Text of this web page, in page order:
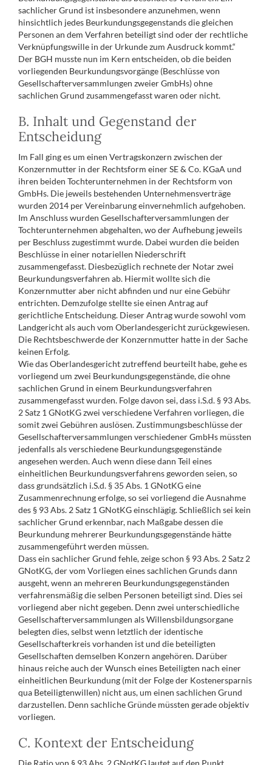
sachlicher Grund ist insbesondere anzunehmen, wenn
hinsichtlich jedes Beurkundungsgegenstands die gleichen
Personen an dem Verfahren beteiligt sind oder der rechtliche
Verknüpfungswille in der Urkunde zum Ausdruck kommt.“
Der BGH musste nun im Kern entscheiden, ob die beiden
vorliegenden Beurkundungsvorgänge (Beschlüsse von
Gesellschafterversammlungen zweier GmbHs) ohne
sachlichen Grund zusammengefasst waren oder nicht.
B. Inhalt und Gegenstand der
Entscheidung
Im Fall ging es um einen Vertragskonzern zwischen der
Konzernmutter in der Rechtsform einer SE & Co. KGaA und
ihren beiden Tochterunternehmen in der Rechtsform von
GmbHs. Die jeweils bestehenden Unternehmensverträge
wurden 2014 per Vereinbarung einvernehmlich aufgehoben.
Im Anschluss wurden Gesellschafterversammlungen der
Tochterunternehmen abgehalten, wo der Aufhebung jeweils
per Beschluss zugestimmt wurde. Dabei wurden die beiden
Beschlüsse in einer notariellen Niederschrift
zusammengefasst. Diesbezüglich rechnete der Notar zwei
Beurkundungsverfahren ab. Hiermit wollte sich die
Konzernmutter aber nicht abfinden und nur eine Gebühr
entrichten. Demzufolge stellte sie einen Antrag auf
gerichtliche Entscheidung. Dieser Antrag wurde sowohl vom
Landgericht als auch vom Oberlandesgericht zurückgewiesen.
Die Rechtsbeschwerde der Konzernmutter hatte in der Sache
keinen Erfolg.
Wie das Oberlandesgericht zutreffend beurteilt habe, gehe es
vorliegend um zwei Beurkundungsgegenstände, die ohne
sachlichen Grund in einem Beurkundungsverfahren
zusammengefasst wurden. Folge davon sei, dass i.S.d. § 93 Abs.
2 Satz 1 GNotKG zwei verschiedene Verfahren vorliegen, die
somit zwei Gebühren auslösen. Zustimmungsbeschlüsse der
Gesellschafterversammlungen verschiedener GmbHs müssten
jedenfalls als verschiedene Beurkundungsgegenstände
angesehen werden. Auch wenn diese dann Teil eines
einheitlichen Beurkundungsverfahrens geworden seien, so
dass grundsätzlich i.S.d. § 35 Abs. 1 GNotKG eine
Zusammenrechnung erfolge, so sei vorliegend die Ausnahme
des § 93 Abs. 2 Satz 1 GNotKG einschlägig. Schließlich sei kein
sachlicher Grund erkennbar, nach Maßgabe dessen die
Beurkundung mehrerer Beurkundungsgegenstände hätte
zusammengeführt werden müssen.
Dass ein sachlicher Grund fehle, zeige schon § 93 Abs. 2 Satz 2
GNotKG, der vom Vorliegen eines sachlichen Grunds dann
ausgeht, wenn an mehreren Beurkundungsgegenständen
verfahrensmäßig die selben Personen beteiligt sind. Dies sei
vorliegend aber nicht gegeben. Denn zwei unterschiedliche
Gesellschafterversammlungen als Willensbildungsorgane
belegten dies, selbst wenn letztlich der identische
Gesellschafterkreis vorhanden ist und die beteiligten
Gesellschaften demselben Konzern angehören. Darüber
hinaus reiche auch der Wunsch eines Beteiligten nach einer
einheitlichen Beurkundung (mit der Folge der Kostenersparnis
qua Beteiligtenwillen) nicht aus, um einen sachlichen Grund
darzustellen. Denn sachliche Gründe müssten gerade objektiv
vorliegen.
C. Kontext der Entscheidung
Die Ratio von § 93 Abs. 2 GNotKG lautet auf den Punkt